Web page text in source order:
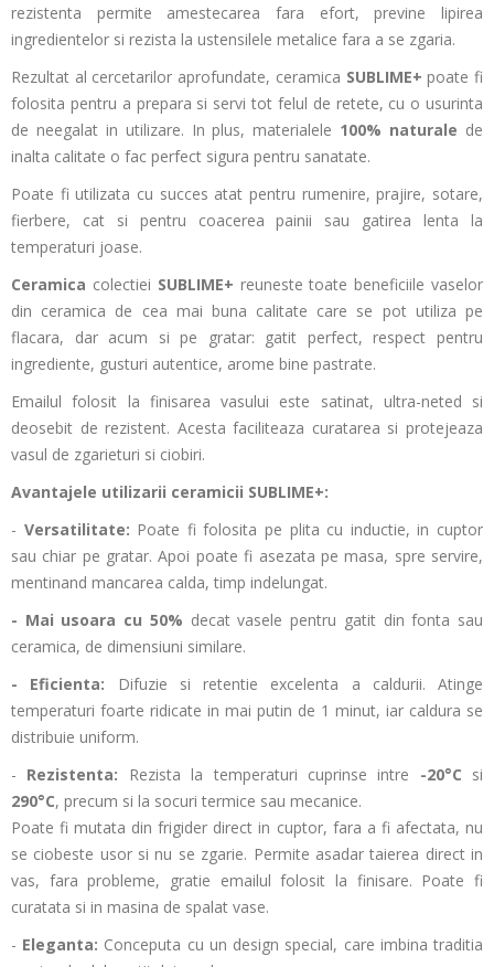
rezistenta permite amestecarea fara efort, previne lipirea
ingredientelor si rezista la ustensilele metalice fara a se zgaria.
Rezultat al cercetarilor aprofundate, ceramica SUBLIME+ poate fi
folosita pentru a prepara si servi tot felul de retete, cu o usurinta
de neegalat in utilizare. In plus, materialele 100% naturale de
inalta calitate o fac perfect sigura pentru sanatate.
Poate fi utilizata cu succes atat pentru rumenire, prajire, sotare,
fierbere, cat si pentru coacerea painii sau gatirea lenta la
temperaturi joase.
Ceramica colectiei SUBLIME+ reuneste toate beneficiile vaselor
din ceramica de cea mai buna calitate care se pot utiliza pe
flacara, dar acum si pe gratar: gatit perfect, respect pentru
ingrediente, gusturi autentice, arome bine pastrate.
Emailul folosit la finisarea vasului este satinat, ultra-neted si
deosebit de rezistent. Acesta faciliteaza curatarea si protejeaza
vasul de zgarieturi si ciobiri.
Avantajele utilizarii ceramicii SUBLIME+:
- Versatilitate: Poate fi folosita pe plita cu inductie, in cuptor
sau chiar pe gratar. Apoi poate fi asezata pe masa, spre servire,
mentinand mancarea calda, timp indelungat.
- Mai usoara cu 50% decat vasele pentru gatit din fonta sau
ceramica, de dimensiuni similare.
- Eficienta: Difuzie si retentie excelenta a caldurii. Atinge
temperaturi foarte ridicate in mai putin de 1 minut, iar caldura se
distribuie uniform.
- Rezistenta: Rezista la temperaturi cuprinse intre -20°C si
290°C, precum si la socuri termice sau mecanice.
Poate fi mutata din frigider direct in cuptor, fara a fi afectata, nu
se ciobeste usor si nu se zgarie. Permite asadar taierea direct in
vas, fara probleme, gratie emailul folosit la finisare. Poate fi
curatata si in masina de spalat vase.
- Eleganta: Conceputa cu un design special, care imbina traditia